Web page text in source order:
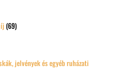
(69)
jelvények és egyéb ruházati